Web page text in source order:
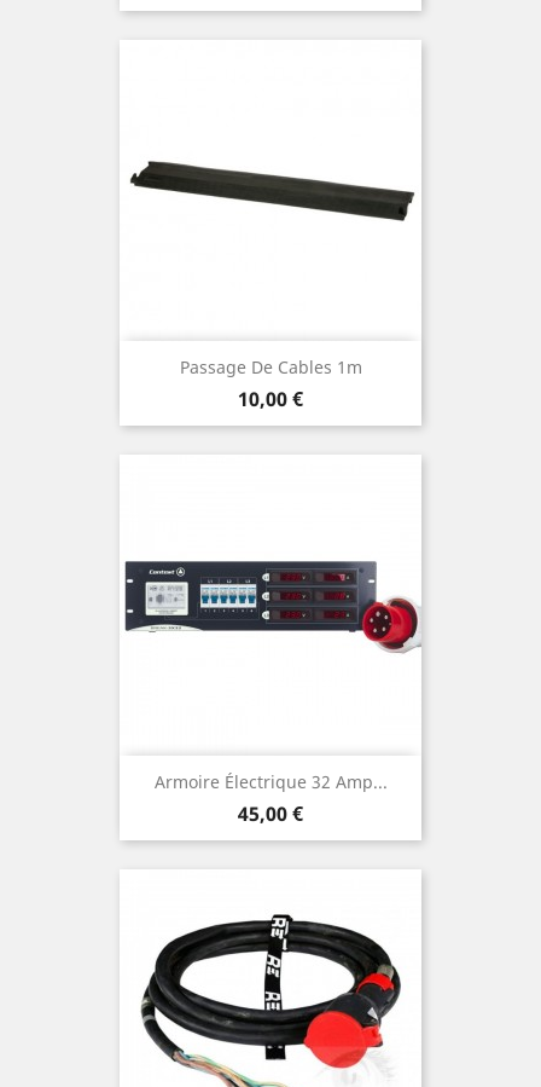
Passage De Cables 1m
Prix
10,00 €
Armoire Électrique 32 Amp...
Prix
45,00 €